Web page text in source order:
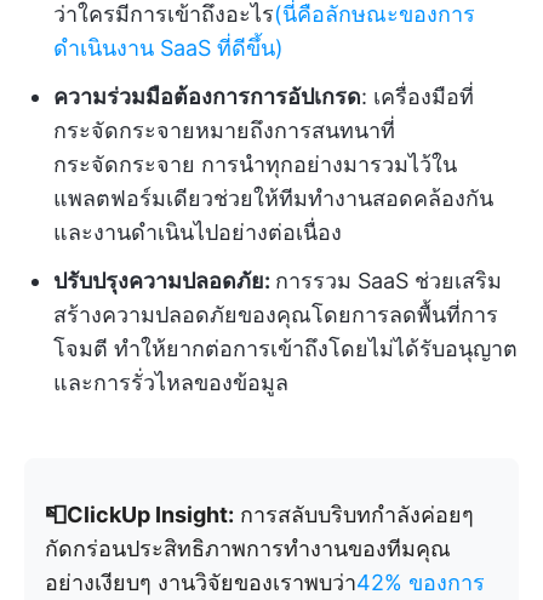
ว่าใครมีการเข้าถึงอะไร(นี่คือลักษณะของการ
ดำเนินงาน SaaS ที่ดีขึ้น)
ความร่วมมือต้องการการอัปเกรด: เครื่องมือที่
กระจัดกระจายหมายถึงการสนทนาที่
กระจัดกระจาย การนำทุกอย่างมารวมไว้ใน
แพลตฟอร์มเดียวช่วยให้ทีมทำงานสอดคล้องกัน
และงานดำเนินไปอย่างต่อเนื่อง
ปรับปรุงความปลอดภัย: การรวม SaaS ช่วยเสริม
สร้างความปลอดภัยของคุณโดยการลดพื้นที่การ
โจมตี ทำให้ยากต่อการเข้าถึงโดยไม่ได้รับอนุญาต
และการรั่วไหลของข้อมูล
📮ClickUp Insight: การสลับบริบทกำลังค่อยๆ
กัดกร่อนประสิทธิภาพการทำงานของทีมคุณ
อย่างเงียบๆ งานวิจัยของเราพบว่า42% ของการ